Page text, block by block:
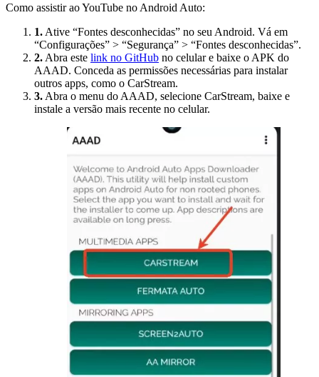
Como assistir ao YouTube no Android Auto:
1. Ative “Fontes desconhecidas” no seu Android. Vá em
“Configurações” > “Segurança” > “Fontes desconhecidas”.
2. Abra este link no GitHub no celular e baixe o APK do
AAAD. Conceda as permissões necessárias para instalar
outros apps, como o CarStream.
3. Abra o menu do AAAD, selecione CarStream, baixe e
instale a versão mais recente no celular.